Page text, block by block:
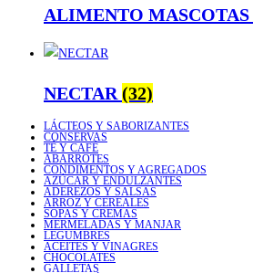
ALIMENTO MASCOTAS
NECTAR (32)
LÁCTEOS Y SABORIZANTES
CONSERVAS
TÉ Y CAFÉ
ABARROTES
CONDIMENTOS Y AGREGADOS
AZÚCAR Y ENDULZANTES
ADEREZOS Y SALSAS
ARROZ Y CEREALES
SOPAS Y CREMAS
MERMELADAS Y MANJAR
LEGUMBRES
ACEITES Y VINAGRES
CHOCOLATES
GALLETAS